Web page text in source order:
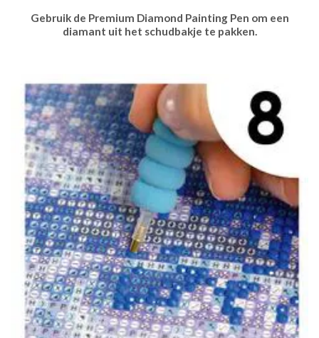
Gebruik de Premium Diamond Painting Pen om een
diamant uit het schudbakje te pakken.